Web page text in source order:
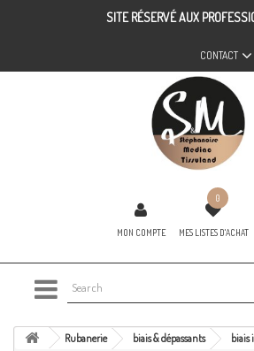
SITE RÉSERVÉ AUX
CONTACT
MON COMPTE
0
MES LISTES D'ACHAT
Rubanerie biais & dépassants biais